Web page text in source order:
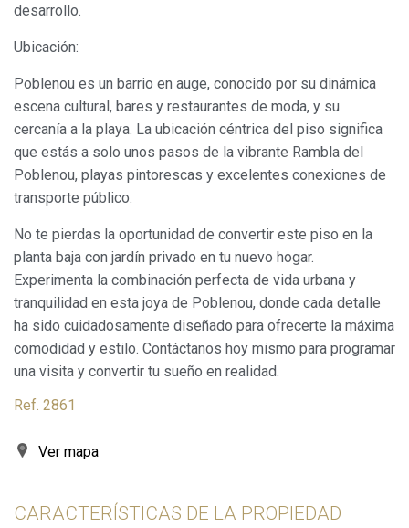
desarrollo.
Ubicación:
Poblenou es un barrio en auge, conocido por su dinámica
escena cultural, bares y restaurantes de moda, y su
cercanía a la playa. La ubicación céntrica del piso significa
que estás a solo unos pasos de la vibrante Rambla del
Poblenou, playas pintorescas y excelentes conexiones de
transporte público.
No te pierdas la oportunidad de convertir este piso en la
planta baja con jardín privado en tu nuevo hogar.
Experimenta la combinación perfecta de vida urbana y
tranquilidad en esta joya de Poblenou, donde cada detalle
ha sido cuidadosamente diseñado para ofrecerte la máxima
comodidad y estilo. Contáctanos hoy mismo para programar
una visita y convertir tu sueño en realidad.
Ref. 2861
Ver mapa
CARACTERÍSTICAS DE LA PROPIEDAD
sobre las preferencias y elecciones personales del usuario
a través de la observación continuada de sus hábitos de
navegación. Gracias a ellas, podemos conocer los hábitos
de navegación en el sitio web y mostrar publicidad
relacionada con el perfil de navegación del usuario.